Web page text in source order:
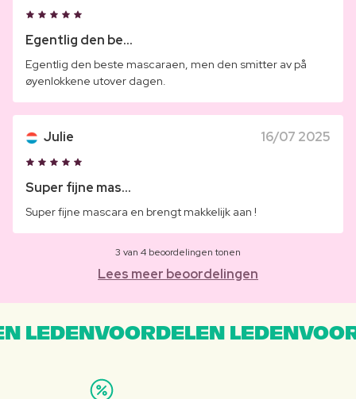
Egentlig den be...
Egentlig den beste mascaraen, men den smitter av på
øyenlokkene utover dagen.
Julie 16/07 2025
Super fijne mas...
Super fijne mascara en brengt makkelijk aan !
3 van 4 beoordelingen tonen
Lees meer beoordelingen
LEDENVOORDELEN